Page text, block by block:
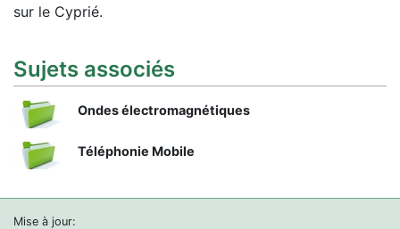
sur le Cyprié.
Sujets associés
Ondes électromagnétiques
Téléphonie Mobile
Mise à jour: